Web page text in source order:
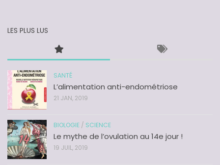
LES PLUS LUS
SANTÉ
L’alimentation anti-endométriose
21 JAN, 2019
BIOLOGIE / SCIENCE
Le mythe de l’ovulation au 14e jour !
19 JUIL, 2019